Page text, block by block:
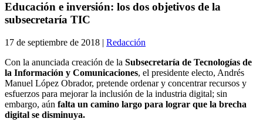
Educación e inversión: los dos objetivos de la
subsecretaría TIC
17 de septiembre de 2018 | Redacción
Con la anunciada creación de la Subsecretaría de Tecnologías de
la Información y Comunicaciones, el presidente electo, Andrés
Manuel López Obrador, pretende ordenar y concentrar recursos y
esfuerzos para mejorar la inclusión de la industria digital; sin
embargo, aún falta un camino largo para lograr que la brecha
digital se disminuya.